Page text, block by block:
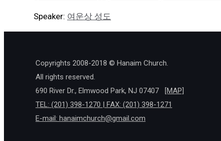
Speaker: 여운상 성도
Copyrights 2008-2018 © Hanaim Church.
All rights reserved.
690 River Dr., Elmwood Park, NJ 07407
[MAP]
TEL: (201) 398-1270 | FAX: (201) 398-1271
E-mail: hanaimchurch@gmail.com